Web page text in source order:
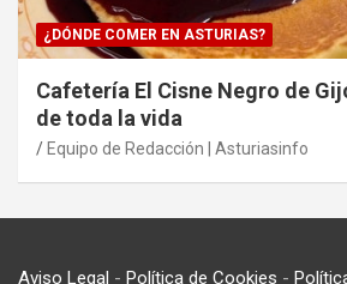
¿DÓNDE COMER EN ASTURIAS?
Cafetería El Cisne Negro de
de toda la vida
Equipo de Redacción | Asturiasinfo
Aviso Legal - Política de Cookies -